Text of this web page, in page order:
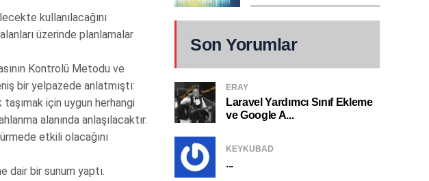
kullanılacağını
üzerinde planlamalar
Kontrolü Metodu ve
bir yelpazede anlatmıştı:
için uygun herhangi
alanında anlaşılacaktır.
etkili olacağını
dair bir sunum yaptı.
Son Yorumlar
ERAY
Laravel Yardımcı Sınıf Ekleme
ve Google A...
KEYKUBAD
...